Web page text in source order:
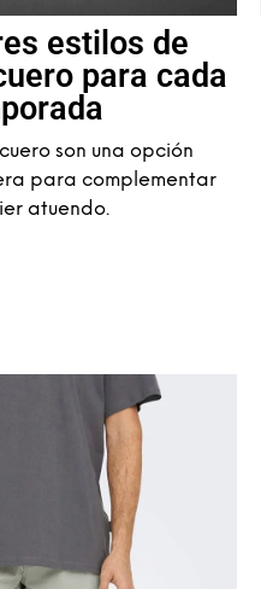
estilos de
para cada
son una opción
para complementar
atuendo.